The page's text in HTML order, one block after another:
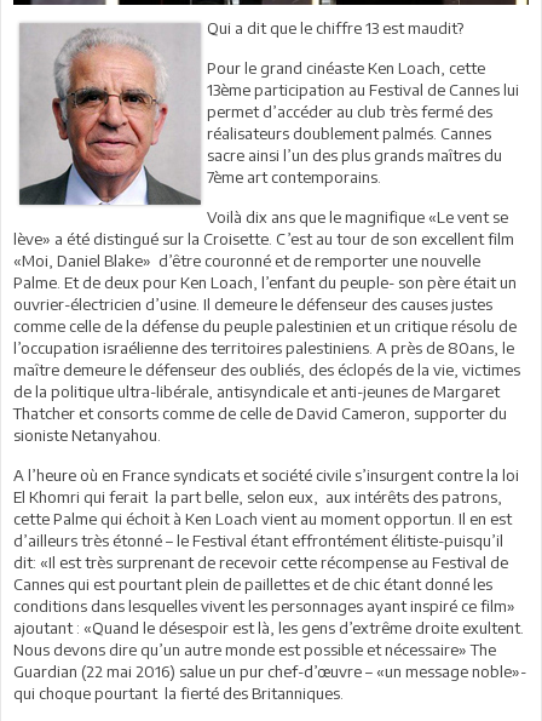
Qui a dit que le chiffre 13 est maudit?
Pour le grand cinéaste Ken Loach, cette
13ème participation au Festival de Cannes lui
permet d’accéder au club très fermé des
réalisateurs doublement palmés. Cannes
sacre ainsi l’un des plus grands maîtres du
7ème art contemporains.
Voilà dix ans que le magnifique «Le vent se
lève» a été distingué sur la Croisette. C’est au tour de son excellent film
«Moi, Daniel Blake» d’être couronné et de remporter une nouvelle
Palme. Et de deux pour Ken Loach, l’enfant du peuple- son père était un
ouvrier-électricien d’usine. Il demeure le défenseur des causes justes
comme celle de la défense du peuple palestinien et un critique résolu de
l’occupation israélienne des territoires palestiniens. A près de 80ans, le
maître demeure le défenseur des oubliés, des éclopés de la vie, victimes
de la politique ultra-libérale, antisyndicale et anti-jeunes de Margaret
Thatcher et consorts comme de celle de David Cameron, supporter du
sioniste Netanyahou.
A l’heure où en France syndicats et société civile s’insurgent contre la loi
El Khomri qui ferait la part belle, selon eux, aux intérêts des patrons,
cette Palme qui échoit à Ken Loach vient au moment opportun. Il en est
d’ailleurs très étonné – le Festival étant effrontément élitiste-puisqu’il
dit: «Il est très surprenant de recevoir cette récompense au Festival de
Cannes qui est pourtant plein de paillettes et de chic étant donné les
conditions dans lesquelles vivent les personnages ayant inspiré ce film»
ajoutant : «Quand le désespoir est là, les gens d’extrême droite exultent.
Nous devons dire qu’un autre monde est possible et nécessaire» The
Guardian (22 mai 2016) salue un pur chef-d’œuvre – «un message noble»-
qui choque pourtant la fierté des Britanniques.